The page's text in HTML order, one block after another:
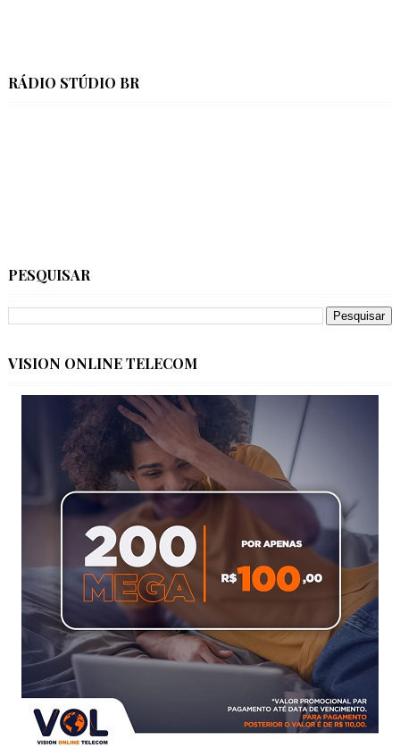
RÁDIO STÚDIO BR
PESQUISAR
VISION ONLINE TELECOM